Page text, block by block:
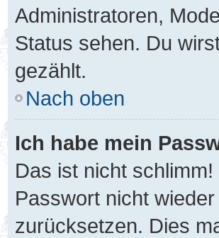
Administratoren,
Status sehen. Du
gezählt.
Nach oben
Ich habe mein
Das ist nicht
Passwort nicht
zurücksetzen. Dies